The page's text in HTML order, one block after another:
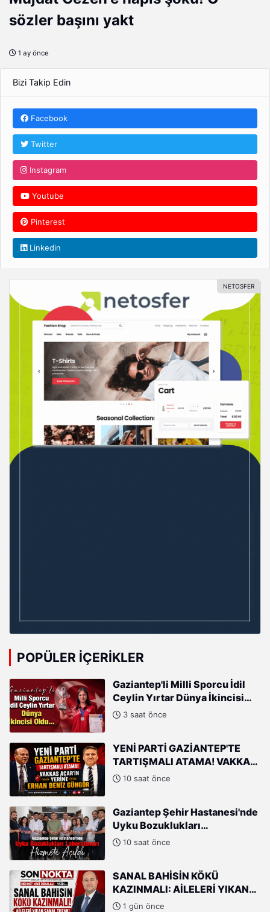
sözler başını yakt
1 ay önce
Bizi Takip Edin
Facebook
Twitter
Instagram
Youtube
Pinterest
Linkedin
POPÜLER İÇERIKLER
Gaziantep'li Milli Sporcu İdil
Ceylin Yırtar Dünya İkincisi
Oldu3 saat önce
YENİ PARTİ GAZİANTEP'TE
TARTIŞMALI ATAMA! VAKKAS
AÇAR'IN YERİNE ERHAN DENİZ
10 saat önce
Gaziantep Şehir Hastanesi'nde
Uyku Bozuklukları
Laboratuvarı Hizmete Açıldı
10 saat önce
SANAL BAHİSİN KÖKÜ
KAZINMALI: AİLELERİ YIKAN
SANAL TUZAK!
1 gün önce